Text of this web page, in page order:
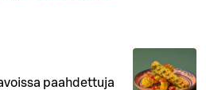
paahdettuja